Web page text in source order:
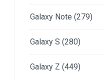
Galaxy Note (279)
Galaxy S (280)
Galaxy Z (449)